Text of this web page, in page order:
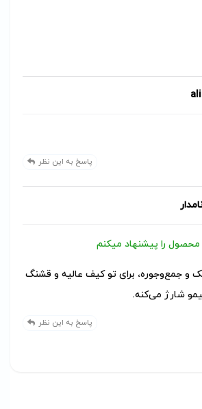
ali
پاسخ به این نظر
محصول را پیشنهاد میکنم
و جمع‌وجوره، برای تو کیف عالیه و قشنگ
شارژ می‌کنه.
پاسخ به این نظر